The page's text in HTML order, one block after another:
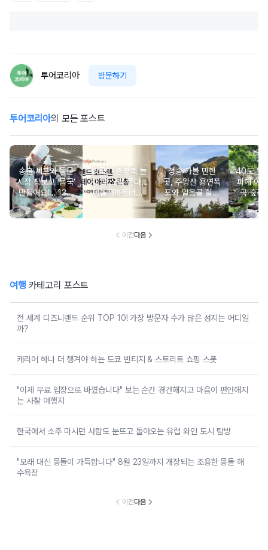
투어코리아 방문하기
투어코리아의 모든 포스트
송훈 셰프와 동문
시장 장보고 ‘몸국’
만들어요!… 13일
‘제주미행’ 특별회
차 운영
외국인 관광객 늘
자 ‘호스텔’ 뜬다…
야놀자파트너스,
‘스테이 아리재’ 4
청송 가볼 만한
곳, 주왕산 용연폭
포와 얼음골 힐링
코스
40도 웃
피해 어
곡·숲·
떠나는
여
이전다음
여행 카테고리 포스트
전 세계 디즈니랜드 순위 TOP 10! 가장 방문자 수가 많은 성지는 어디일
까?
캐리어 하나 더 챙겨야 하는 도쿄 빈티지 & 스트리트 쇼핑 스폿
"이제 무료 입장으로 바꼈습니다" 보는 순간 경건해지고 마음이 편안해지
는 사찰 여행지
한국에서 소주 마시던 사람도 눈뜨고 돌아오는 유럽 와인 도시 탐방
"모래 대신 몽돌이 가득합니다" 8월 23일까지 개장되는 조용한 몽돌 해
수욕장
이전다음